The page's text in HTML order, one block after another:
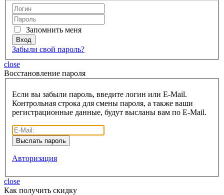
Запомнить меня
Забыли свой пароль?
close
Восcтановление пароля
Если вы забыли пароль, введите логин или E-Mail.
Контрольная строка для смены пароля, а также ваши
регистрационные данные, будут высланы вам по E-Mail.
Авторизация
close
Как получить скидку